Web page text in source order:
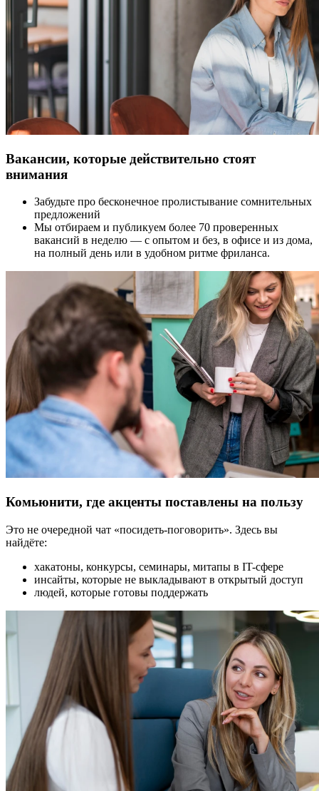
Вакансии, которые действительно стоят
внимания
Забудьте про бесконечное пролистывание сомнительных
предложений
Мы отбираем и публикуем более 70 проверенных
вакансий в неделю — с опытом и без, в офисе и из дома,
на полный день или в удобном ритме фриланса.
Комьюнити, где акценты поставлены на пользу
Это не очередной чат «посидеть-поговорить». Здесь вы
найдёте:
хакатоны, конкурсы, семинары, митапы в IT-сфере
инсайты, которые не выкладывают в открытый доступ
людей, которые готовы поддержать